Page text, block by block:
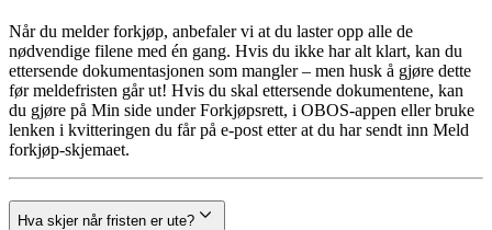
Når du melder forkjøp, anbefaler vi at du laster opp alle de
nødvendige filene med én gang. Hvis du ikke har alt klart, kan du
ettersende dokumentasjonen som mangler – men husk å gjøre dette
før meldefristen går ut! Hvis du skal ettersende dokumentene, kan
du gjøre på Min side under Forkjøpsrett, i OBOS-appen eller bruke
lenken i kvitteringen du får på e-post etter at du har sendt inn Meld
forkjøp-skjemaet.
Hva skjer når fristen er ute?